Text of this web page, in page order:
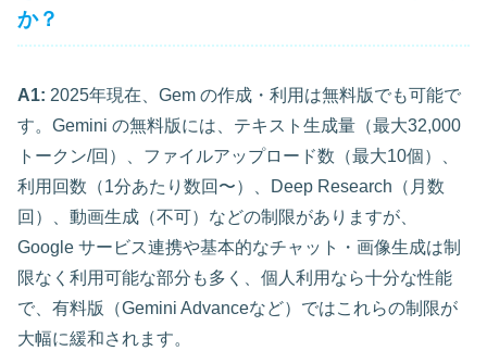
か？
A1: 2025年現在、Gem の作成・利用は無料版でも可能で
す。Gemini の無料版には、テキスト生成量（最大32,000
トークン/回）、ファイルアップロード数（最大10個）、
利用回数（1分あたり数回〜）、Deep Research（月数
回）、動画生成（不可）などの制限がありますが、
Google サービス連携や基本的なチャット・画像生成は制
限なく利用可能な部分も多く、個人利用なら十分な性能
で、有料版（Gemini Advanceなど）ではこれらの制限が
大幅に緩和されます。